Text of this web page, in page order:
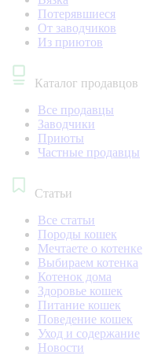
Потерявшиеся
От заводчиков
Из приютов
Каталог продавцов
Все продавцы
Заводчики
Приюты
Частные продавцы
Статьи
Все статьи
Породы кошек
Мечтаете о котенке
Выбираем котенка
Котенок дома
Здоровье кошек
Питание кошек
Поведение кошек
Уход и содержание
Новости